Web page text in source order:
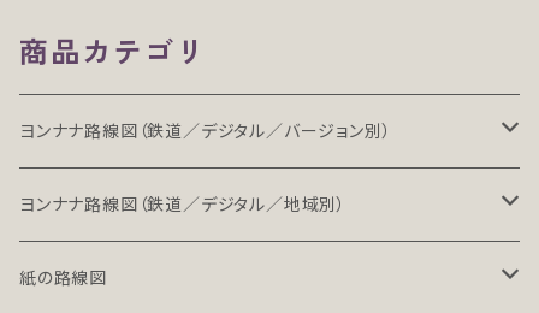
商品カテゴリ
ヨンナナ路線図（鉄道／デジタル／バージョン別）
LT（ライト）
LT-NC（ライト／ノンクレジット版）
ヨンナナ路線図（鉄道／デジタル／地域別）
北海道・東北地方の鉄道（デジタル）
紙の路線図